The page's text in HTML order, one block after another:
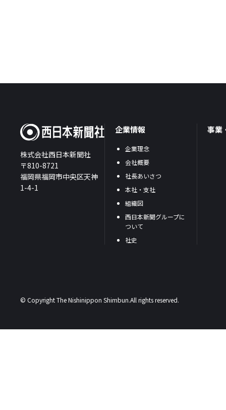
株式会社西日本新聞社
〒810-8721
福岡県福岡市中央区天神
1-4-1
企業情報
企業理念
会社概要
社長あいさつ
本社・支社
組織図
西日本新聞グループに
ついて
社史
事業
© Copyright The Nishinippon Shimbun.All rights reserved.